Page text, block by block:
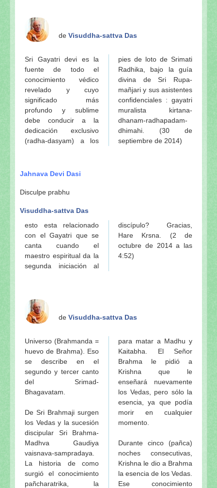
de Visuddha-sattva Das
Sri Gayatri devi es la
fuente de todo el
conocimiento védico
revelado y cuyo
significado más
profundo y sublime
debe conducir a la
dedicación exclusivo
(radha-dasyam) a los
pies de loto de Srimati
Radhika, bajo la guía
divina de Sri Rupa-
mañjari y sus asistentes
confidenciales : gayatri
muralista kirtana-
dhanam-radhapadam-
dhimahi. (30 de
septiembre de 2014)
Jahnava Devi Dasi
Disculpe prabhu
Visuddha-sattva Das
esto esta relacionado
con el Gayatri que se
canta cuando el
maestro espiritual da la
segunda iniciación al
discípulo? Gracias,
Hare Krsna. (2 de
octubre de 2014 a las
4:52)
de Visuddha-sattva Das
Universo (Brahmanda =
huevo de Brahma). Eso
se describe en el
segundo y tercer canto
del Srimad-
Bhagavatam.
De Sri Brahmaji surgen
los Vedas y la sucesión
discipular Sri Brahma-
Madhva Gaudiya
vaisnava-sampradaya.
La historia de como
surgió el conocimiento
pañcharatrika, la
para matar a Madhu y
Kaitabha. El Señor
Brahma le pidió a
Krishna que le
enseñará nuevamente
los Vedas, pero sólo la
esencia, ya que podía
morir en cualquier
momento.
Durante cinco (pañca)
noches consecutivas,
Krishna le dio a Brahma
la esencia de los Vedas.
Ese conocimiento